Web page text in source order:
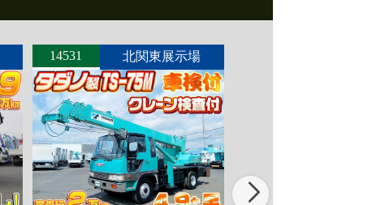
14531 北関東展示場